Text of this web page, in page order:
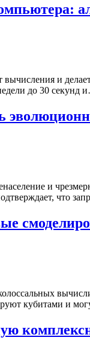
и
до 30 секунд
и
что
кубитами и